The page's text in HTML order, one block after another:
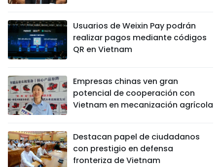
Usuarios de Weixin Pay podrán
realizar pagos mediante códigos
QR en Vietnam
Empresas chinas ven gran
potencial de cooperación con
Vietnam en mecanización agrícola
Destacan papel de ciudadanos
con prestigio en defensa
fronteriza de Vietnam